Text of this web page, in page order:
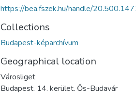
https://bea.fszek.hu/handle/
Collections
Budapest-képarchívum
Geographical location
Városliget
Budapest. 14. kerület. Ős-Budavár